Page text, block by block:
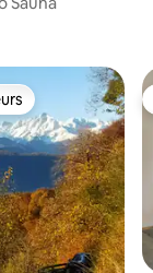
les plus appréciés